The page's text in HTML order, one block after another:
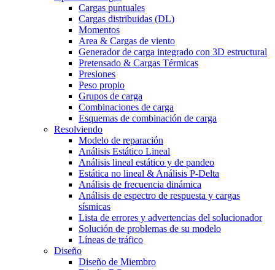
Cargas puntuales
Cargas distribuidas (DL)
Momentos
Area & Cargas de viento
Generador de carga integrado con 3D estructural
Pretensado & Cargas Térmicas
Presiones
Peso propio
Grupos de carga
Combinaciones de carga
Esquemas de combinación de carga
Resolviendo
Modelo de reparación
Análisis Estático Lineal
Análisis lineal estático y de pandeo
Estática no lineal & Análisis P-Delta
Análisis de frecuencia dinámica
Análisis de espectro de respuesta y cargas
sísmicas
Lista de errores y advertencias del solucionador
Solución de problemas de su modelo
Líneas de tráfico
Diseño
Diseño de Miembro